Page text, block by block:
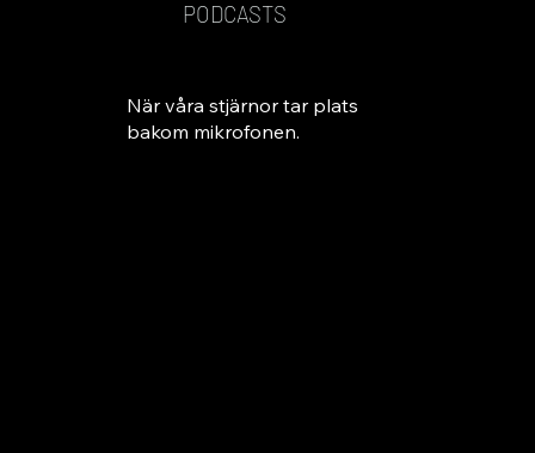
PODCASTS
När våra stjärnor tar plats
bakom mikrofonen.